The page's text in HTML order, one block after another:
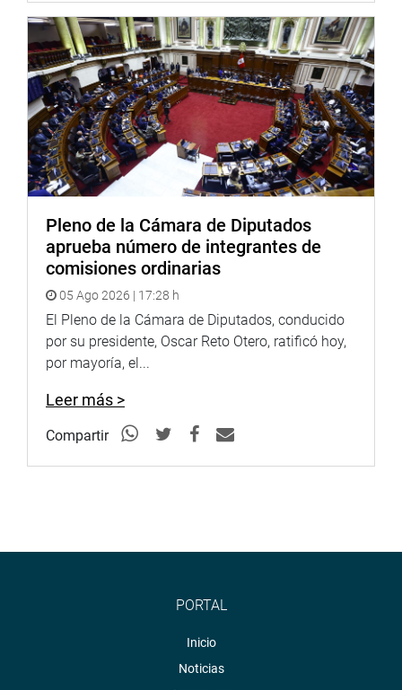
Código a cargo del Indecopi, conforme lo establece el
artículo 119 del presente Código; y, la existencia del portal
Mira a Quién le Compras, a cargo, también, del Indecopi.
Igualmente, los canales para la atención de quejas,
reclamos o denuncias ante las autoridades competentes,
sea que se trate de página web, correo electrónico o un
medio físico, debiendo exhibir tal información, en este
último caso, mediante un aviso colocado en un lugar
dimensiones establecidas para el aviso del Libro de
Reclamaciones al que hace referencia el artículo 151 del
presente Código y su reglamento.
Pleno de la Cámara de Diputados
aprueba número de integrantes de
comisiones ordinarias
05 Ago 2026 | 17:28 h
El Pleno de la Cámara de Diputados, conducido
por su presidente, Oscar Reto Otero, ratificó hoy,
por mayoría, el...
Leer más >
Compartir
PORTAL
Inicio
Noticias